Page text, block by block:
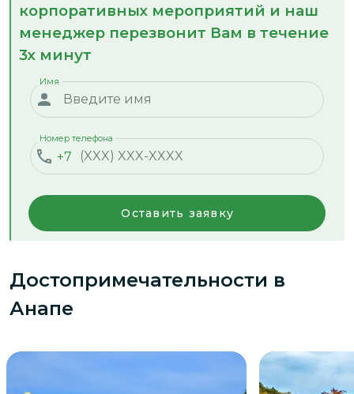
корпоративных мероприятий и наш
менеджер перезвонит Вам в течение
3х минут
Имя
+7
Номер телефона
Оставить заявку
Достопримечательности в
Анапе